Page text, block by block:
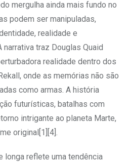
mergulha ainda mais fundo no
podem ser manipuladas,
realidade e
traz Douglas Quaid
realidade dentro dos
onde as memórias não são
como armas. A história
futurísticas, batalhas com
intrigante ao planeta Marte,
original[1][4].
longa reflete uma tendência